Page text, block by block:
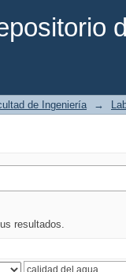
de Ingeniería →
resultados.